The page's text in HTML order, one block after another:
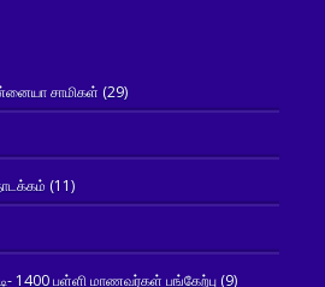
சாமிகள் (29)
(11)
1400 பள்ளி மாணவர்கள் பங்கேற்பு(9)